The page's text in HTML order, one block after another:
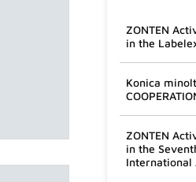
ZONTEN
in the
Konica
ZONTEN
in the
International